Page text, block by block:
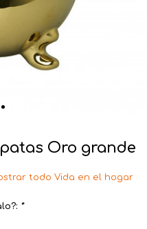
Oro grande
todo Vida en el hogar
*